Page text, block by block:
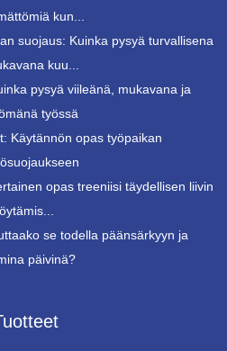
kun...
suojaus: Kuinka pysyä turvallisena
kuu...
pysyä viileänä, mukavana ja
työssä
Käytännön opas työpaikan
opas treeniisi täydellisen liivin
se todella päänsärkyyn ja
päivinä?